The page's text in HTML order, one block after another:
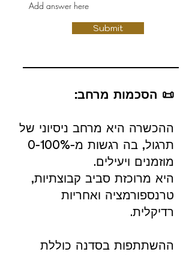
Submit
📜 הסכמות מרחב:
ההכשרה היא מרחב ניסיוני של
תרגול, בה רגשות מ-0-100%
מוזמנים ויעילים.
היא מרוכזת סביב קבוצתיות,
טרנספורמציה ואחריות
רדיקלית.
ההשתתפות בסדנה כוללת